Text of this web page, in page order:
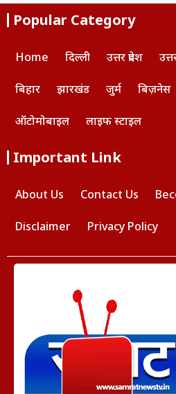
Popular Category
Home दिल्ली उत्तर प्रदेश
बिहार झारखंड जुर्म बिज़नेस
ऑटोमोबाइल लाइफ स्टाइल
Important Link
About Us Contact Us
Disclaimer Privacy Policy